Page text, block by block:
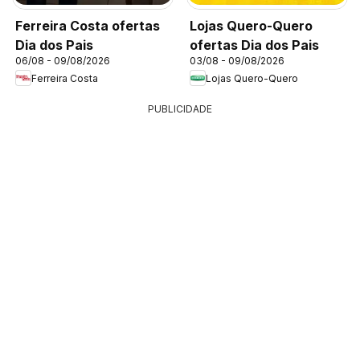
Ferreira Costa ofertas
Dia dos Pais
06/08 - 09/08/2026
Ferreira Costa
Lojas Quero-Quero
ofertas Dia dos Pais
03/08 - 09/08/2026
Lojas Quero-Quero
PUBLICIDADE